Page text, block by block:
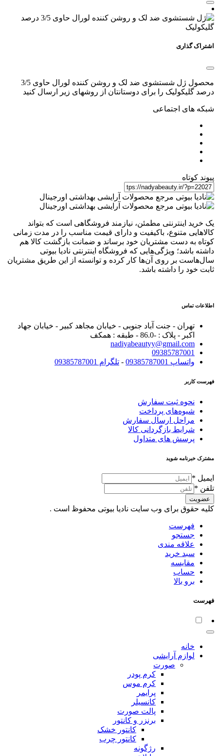
اشتراک گذاری
محصول ژل شستشوی ضد لک و روشن کننده لورال حاوی 3/5
درصد گلیکولیک را برای دوستانتان از روشهای زیر ارسال کنید
شبکه های اجتماعی
پیوند کوتاه
یک خرید اینترنتی مطمئن، نیازمند فروشگاهی است که بتواند
کالاهایی متنوع، باکیفیت و دارای قیمت مناسب را در مدت زمانی
کوتاه به دست مشتریان خود برساند و ضمانت بازگشت کالا هم
داشته باشد؛ ویژگی‌هایی که فروشگاه اینترنتی نادیا بیوتی
سال‌هاست بر روی آن‌ها کار کرده و توانسته از این طریق مشتریان
ثابت خود را داشته باشد.
اطلاعات تماس
تهران - جنت آباد جنوبی - خیابان مجاهد کبیر - خیابان جهاد
اکبر - پلاک : -86.0 - طبقه : همکف
nadiyabeautyy@gmail.com
09385787001
واتساپ 09385787001
- تلگرام 09385787001
فهرست کاربر
نحوه ثبت سفارش
شیوه‌های پرداخت
مراحل ارسال سفارش
شرایط بازگردانی کالا
پرسش های متداول
مشترک خبرنامه شوید
ایمیل *
تلفن *
عضویت
کلیه حقوق برای وب سایت نادیا بیوتی محفوظ است .
فهرست
جستجو
علاقه مندی
سبد خرید
مقایسه
حساب
برو بالا
فهرست
خانه
لوازم آرایشی
صورت
کرم پودر
کرم موس
پرایمر
کانسیلر
پالت صورت
برنزر و کانتور
کانتور خشک
کانتور چرب
رژگونه